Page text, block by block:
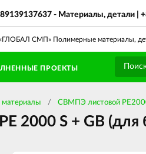
СМП» Полимерные материалы,
- Материалы, детали |
ПРОЕКТЫ
СВМПЭ листовой
2000 S + GB (для